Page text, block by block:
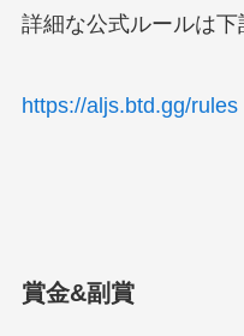
詳細な公式ルールは下
https://aljs.btd.gg/rules
賞金&副賞